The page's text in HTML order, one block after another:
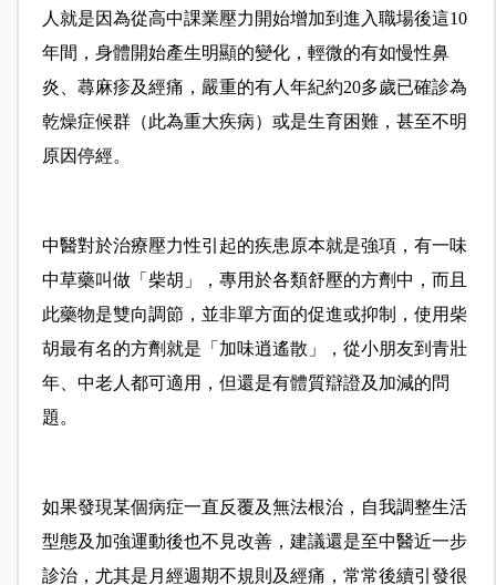
人就是因為從高中課業壓力開始增加到進入職場後這10
年間，身體開始產生明顯的變化，輕微的有如慢性鼻
炎、蕁麻疹及經痛，嚴重的有人年紀約20多歲已確診為
乾燥症候群（此為重大疾病）或是生育困難，甚至不明
原因停經。
中醫對於治療壓力性引起的疾患原本就是強項，有一味
中草藥叫做「柴胡」，專用於各類舒壓的方劑中，而且
此藥物是雙向調節，並非單方面的促進或抑制，使用柴
胡最有名的方劑就是「加味逍遙散」，從小朋友到青壯
年、中老人都可適用，但還是有體質辯證及加減的問
題。
如果發現某個病症一直反覆及無法根治，自我調整生活
型態及加強運動後也不見改善，建議還是至中醫近一步
診治，尤其是月經週期不規則及經痛，常常後續引發很